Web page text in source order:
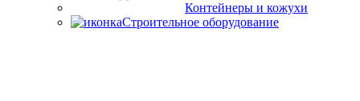
Контейнеры и кожухи
Строительное оборудование